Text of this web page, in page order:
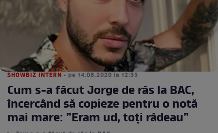
SHOWBIZ INTERN • pe 14.08.2020 la 12:35
Cum s-a făcut Jorge de râs la BAC,
încercând să copieze pentru o notă
mai mare: ”Eram ud, toți râdeau”